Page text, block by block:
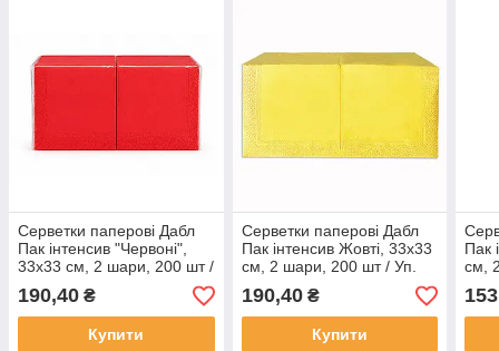
Серветки паперові Дабл
Пак інтенсив "Червоні",
33х33 см, 2 шари, 200 шт /
Уп.
190,40 ₴
Купити
Серветки паперові Дабл
Пак інтенсив Жовті, 33х33
см, 2 шари, 200 шт / Уп.
190,40₴
Купити
Пак
см,